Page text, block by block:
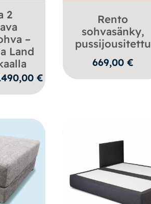
2
–
Land
€Nykyinen
hinta
Rento
sohvasänky,
pussijousitettu
669,00 €